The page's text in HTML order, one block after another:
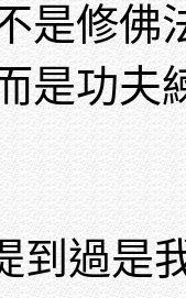
是修佛
是功夫
到過是